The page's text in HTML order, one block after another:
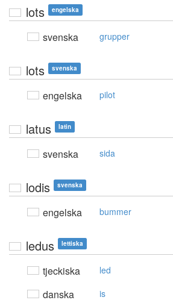
lots engelska
svenska grupper
lots svenska
engelska pilot
latus latin
svenska sida
lodis svenska
engelska bummer
ledus lettiska
tjeckiska led
danska is